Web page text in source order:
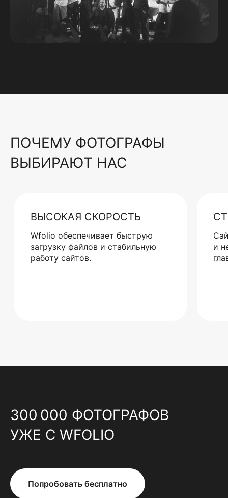
ПОЧЕМУ ФОТОГРАФЫ
ВЫБИРАЮТ НАС
ВЫСОКАЯ СКОРОСТЬ
Wfolio обеспечивает быструю
загрузку файлов и стабильную
работу сайтов.
и
300 000 ФОТОГРАФОВ
УЖЕ С WFOLIO
Попробовать бесплатно